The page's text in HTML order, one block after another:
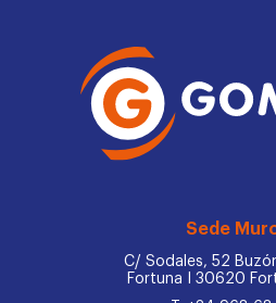
Sede
C/ Sodales, 52
Fortuna I 30620